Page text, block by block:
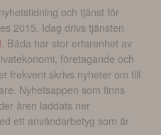
och tjänst för
2015. Idag drivs tjänsten
. Båda har stor erfarenhet av
företagande och
frekvent skrivs nyheter om till
Nyhetsappen som finns
åren laddats ner
ett användarbetyg som är